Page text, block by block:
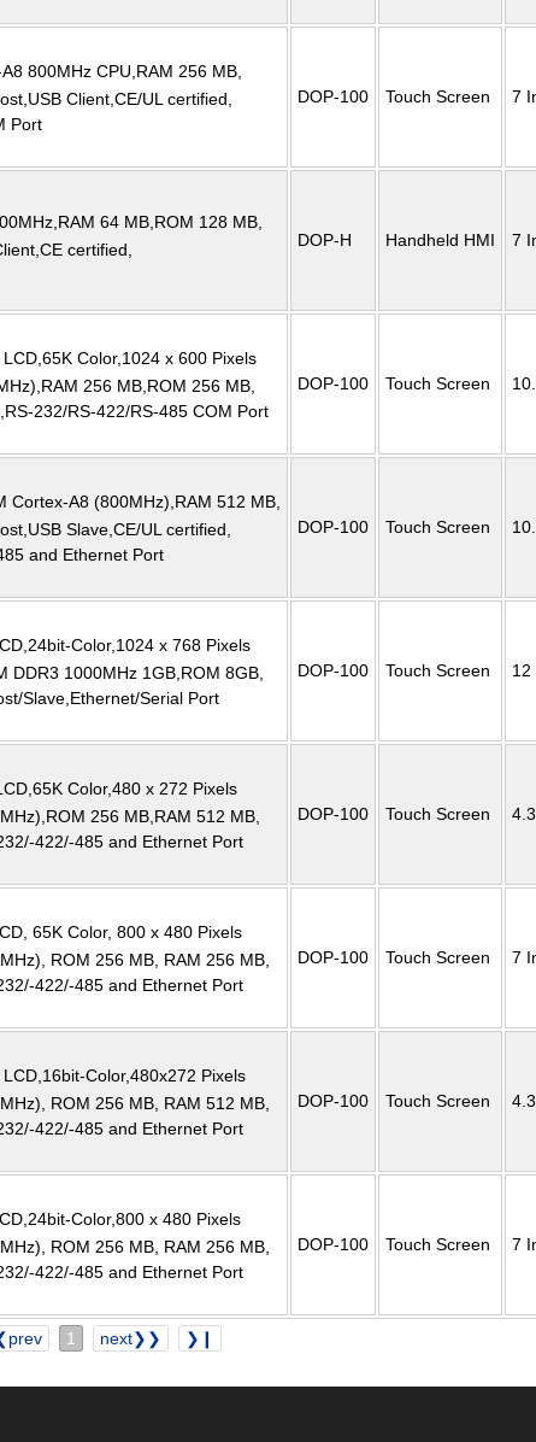
800MHz CPU,RAM 256 MB,
Client,CE/UL certified,
Port
DOP-100 Touch Screen 7
64 MB,ROM 128 MB,
certified,
DOP-H Handheld HMI 7
Color,1024 x 600 Pixels
256 MB,ROM 256 MB,
232/RS-422/RS-485 COM Port
DOP-100 Touch Screen
Cortex-A8 (800MHz),RAM 512 MB,
Slave,CE/UL certified,
and Ethernet Port
DOP-100 Touch Screen
Color,1024 x 768 Pixels
DDR3 1000MHz 1GB,ROM 8GB,
Slave,Ethernet/Serial Port
DOP-100 Touch Screen 12
Color,480 x 272 Pixels
256 MB,RAM 512 MB,
422/-485 and Ethernet Port
DOP-100 Touch Screen
65K Color, 800 x 480 Pixels
ROM 256 MB, RAM 256 MB,
422/-485 and Ethernet Port
DOP-100 Touch Screen 7
Color,480x272 Pixels
ROM 256 MB, RAM 512 MB,
422/-485 and Ethernet Port
DOP-100 Touch Screen
Color,800 x 480 Pixels
ROM 256 MB, RAM 256 MB,
422/-485 and Ethernet Port
DOP-100 Touch Screen 7
1 next❯❯ ❯❙